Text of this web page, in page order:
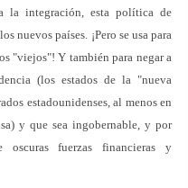
la integración, esta política de
nuevos países. ¡Pero se usa para
"viejos"! Y también para negar a
(los estados de la "nueva
estadounidenses, al menos en
y que sea ingobernable, y por
fuerzas financieras y